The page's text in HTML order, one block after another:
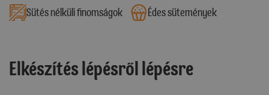
Sütés nélküli finomságok
Édes sütemények
Elkészítés lépésről lépésre